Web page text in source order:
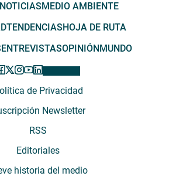
MEDIO AMBIENTE
TENDENCIASHOJA DE RUTA
ENTREVISTASOPINIÓNMUNDO
de Privacidad
Newsletter
RSS
Editoriales
historia del medio